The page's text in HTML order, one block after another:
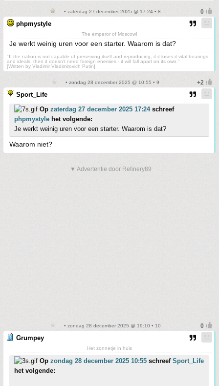
• zaterdag 27 december 2025 @ 17:24 • 8
phpmystyle
The emperor of Moscow!
Je werkt weinig uren voor een starter. Waarom is dat?
"If the nation is not capable of preserving itself and reproducing, if it loses it vital bearings
and ideals, then it doesn't need foreign enemies - it will fall apart on its own."
[Written by Vladimir Vladimirovich Putin]
• zondag 28 december 2025 @ 10:55 • 9
Sport_Life
Op zaterdag 27 december 2025 17:24schreef
phpmystyle het volgende:
Je werkt weinig uren voor een starter. Waarom is dat?
Waarom niet?
▼ Advertentie door Refinery89
• zondag 28 december 2025 @ 19:10 • 10
Grumpey
Het zonnetje in huis
Op zondag 28 december 2025 10:55 schreef Sport_Life
het volgende: